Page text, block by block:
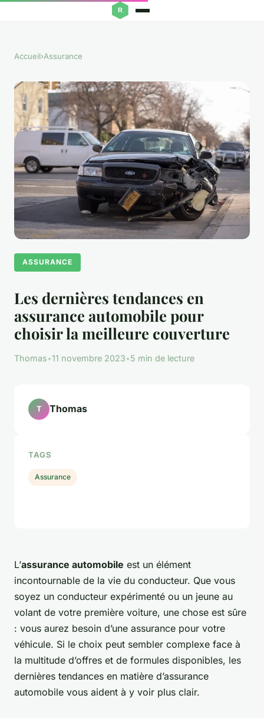
Accueil›Assurance
ASSURANCE
Les dernières tendances en
assurance automobile pour
choisir la meilleure couverture
Thomas•11 novembre 2023•5 min de lecture
L’assurance automobile est un élément
incontournable de la vie du conducteur. Que vous
soyez un conducteur expérimenté ou un jeune au
volant de votre première voiture, une chose est sûre
: vous aurez besoin d’une assurance pour votre
véhicule. Si le choix peut sembler complexe face à
la multitude d’offres et de formules disponibles, les
dernières tendances en matière d’assurance
automobile vous aident à y voir plus clair.
T Thomas
TAGS
Assurance